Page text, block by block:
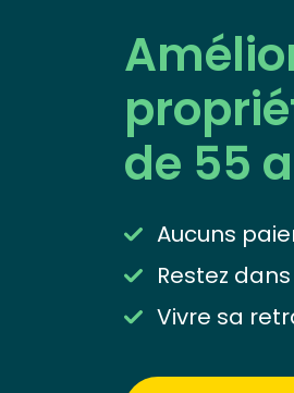
de 55
Aucuns
Restez
Vivre sa